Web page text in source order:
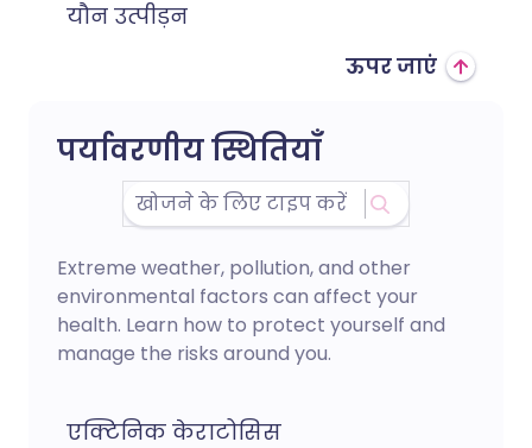
यौन उत्पीड़न
ऊपर जाएं
पर्यावरणीय स्थितियाँ
Extreme weather, pollution, and other
environmental factors can affect your
health. Learn how to protect yourself and
manage the risks around you.
एक्टिनिक केराटोसिस